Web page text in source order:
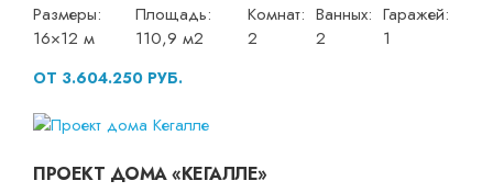
Размеры:
16×12 м
Площадь:
110,9 м2
Комнат:
2
Ванных:
2
Гаражей:
1
ОТ 3.604.250 РУБ.
ПРОЕКТ ДОМА «КЕГАЛЛЕ»